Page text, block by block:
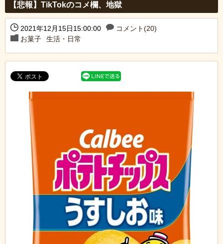
【悲報】TikTokのコメ欄、地獄
2021年12月15日15:00:00
コメント(20)
お菓子
生活・日常